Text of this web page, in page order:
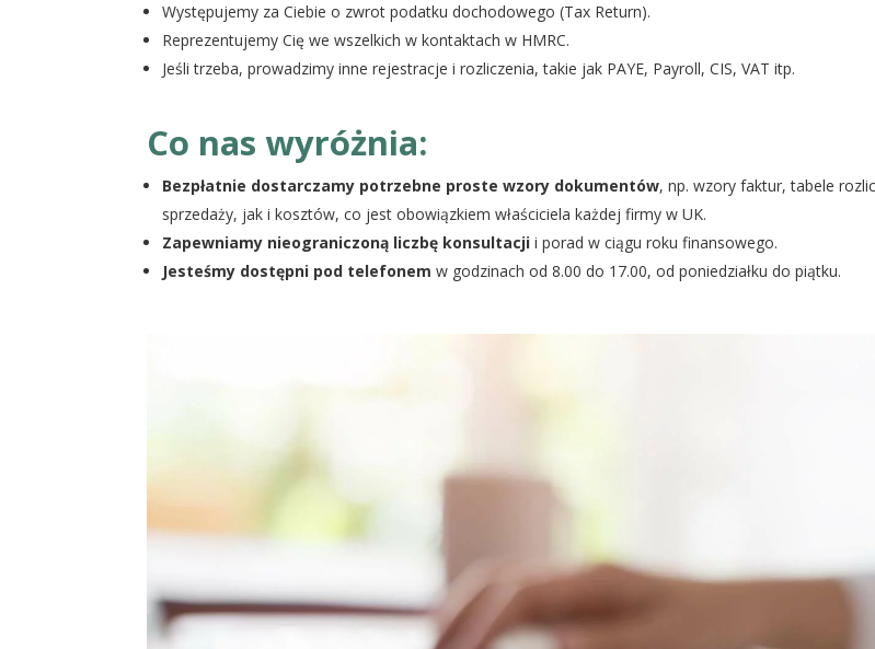
Występujemy za Ciebie o zwrot podatku dochodowego (Tax Return).
Reprezentujemy Cię we wszelkich w kontaktach w HMRC.
Jeśli trzeba, prowadzimy inne rejestracje i rozliczenia, takie jak PAYE, Payroll, CIS, VAT itp.
Co nas wyróżnia:
Bezpłatnie dostarczamy potrzebne proste wzory dokumentów, np. wzory faktur, tabele
sprzedaży, jak i kosztów, co jest obowiązkiem właściciela każdej firmy w UK.
Zapewniamy nieograniczoną liczbę konsultacji i porad w ciągu roku finansowego.
Jesteśmy dostępni pod telefonem w godzinach od 8.00 do 17.00, od poniedziałku do piątku.